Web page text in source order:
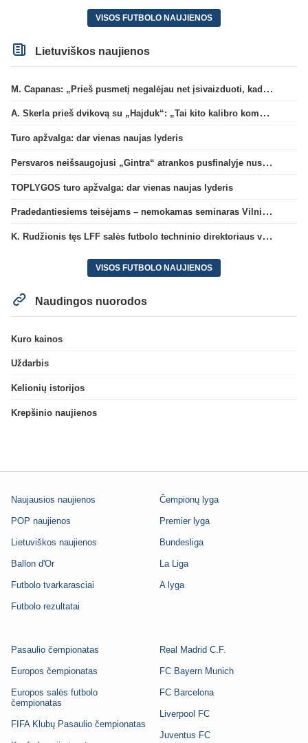
VISOS FUTBOLO NAUJIENOS
Lietuviškos naujienos
M. Capanas: „Prieš pusmetį negalėjau net įsivaizduoti, kad žaisime prieš „Hajduk“
A. Skerla prieš dvikovą su „Hajduk“: „Tai kito kalibro komanda“
Turo apžvalga: dar vienas naujas lyderis
Persvaros neišsaugojusi „Gintra“ atrankos pusfinalyje nusileido Škotijos čempionėms
TOPLYGOS turo apžvalga: dar vienas naujas lyderis
Pradedantiesiems teisėjams – nemokamas seminaras Vilniuje šį penktadienį
K. Rudžionis tęs LFF salės futbolo techninio direktoriaus veiklą
VISOS FUTBOLO NAUJIENOS
Naudingos nuorodos
Kuro kainos
Uždarbis
Kelionių istorijos
Krepšinio naujienos
Naujausios naujienos
POP naujienos
Lietuviškos naujienos
Ballon d'Or
Futbolo tvarkarasciai
Futbolo rezultatai
Čempionų lyga
Premier lyga
Bundesliga
La Liga
A lyga
Pasaulio čempionatas
Europos čempionatas
Europos salės futbolo
čempionatas
FIFA Klubų Pasaulio čempionatas
Real Madrid C.F.
FC Bayern Munich
FC Barcelona
Liverpool FC
Juventus FC